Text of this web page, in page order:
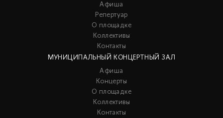
Афиша
Репертуар
О площадке
Коллективы
Контакты
МУНИЦИПАЛЬНЫЙ КОНЦЕРТНЫЙ ЗАЛ
Афиша
Концерты
О площадке
Коллективы
Контакты